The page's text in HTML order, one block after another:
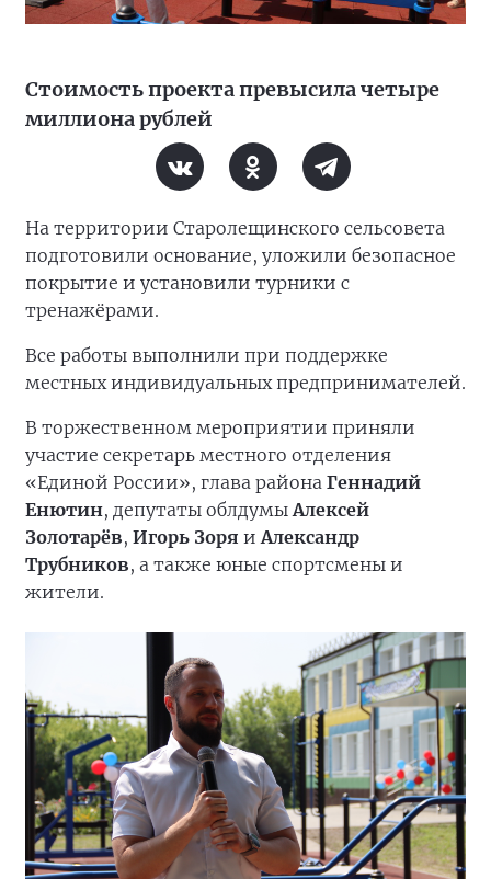
Стоимость проекта превысила четыре
миллиона рублей
На территории Старолещинского сельсовета
подготовили основание, уложили безопасное
покрытие и установили турники с
тренажёрами.
Все работы выполнили при поддержке
местных индивидуальных предпринимателей.
В торжественном мероприятии приняли
участие секретарь местного отделения
«Единой России», глава района Геннадий
Енютин, депутаты облдумы Алексей
Золотарёв, Игорь Зоря и Александр
Трубников, а также юные спортсмены и
жители.